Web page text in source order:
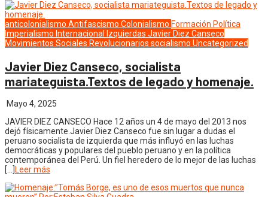
anticolonialismo Antifascismo Colonialismo Formación Política
Imperialismo Internacional Izquierdas Javier Diez Canseco
Movimientos Sociales Revolucionarios socialismo Uncategorized
Javier Diez Canseco, socialista
mariateguista.Textos de legado y homenaje.
Mayo 4, 2025
JAVIER DIEZ CANSECO Hace 12 años un 4 de mayo del 2013 nos
dejó físicamente.Javier Diez Canseco fue sin lugar a dudas el
peruano socialista de izquierda que más influyó en las luchas
democráticas y populares del pueblo peruano y en la política
contemporánea del Perú. Un fiel heredero de lo mejor de las luchas
[…]
Leer más